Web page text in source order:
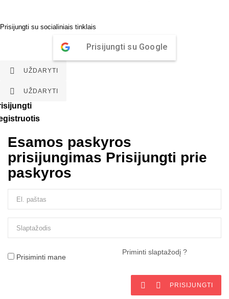
Prisijungti su socialiniais tinklais
Prisijungti su Google
 UŽDARYTI
 UŽDARYTI
Esamos paskyros
prisijungimas Prisijungti prie
paskyros
Prisiminti mane
Priminti slaptažodį ?
  PRISIJUNGTI